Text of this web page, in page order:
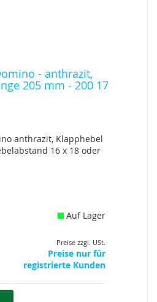
- anthrazit,
205 mm - 200 17
anthrazit, Klapphebel
16 x 18 oder
Auf Lager
Preise zzgl. USt.
Preise nur für
registrierte Kunden